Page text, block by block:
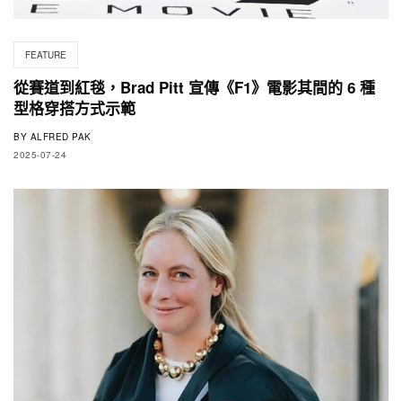
FEATURE
從賽道到紅毯，Brad Pitt 宣傳《F1》電影其間的 6 種
型格穿搭方式示範
BY ALFRED PAK
2025-07-24